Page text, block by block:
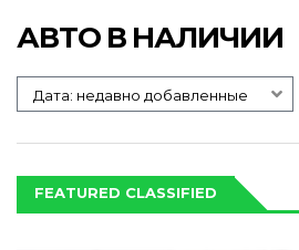
АВТО В НАЛИЧИИ
Дата: недавно добавленные
FEATURED CLASSIFIED